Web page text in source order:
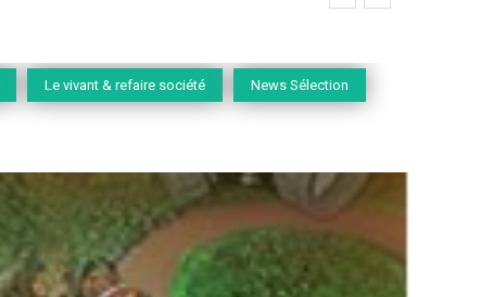
Le vivant & refaire société News Sélection